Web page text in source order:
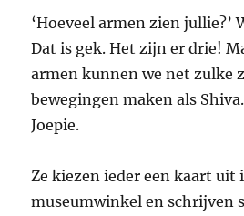
‘Hoeveel armen zien jullie?’
Dat is gek. Het zijn er drie!
armen kunnen we net zulke
bewegingen maken als
Joepie.
Ze kiezen ieder een kaart uit
museumwinkel en schrijven